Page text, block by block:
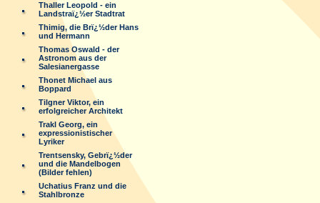
Thaller Leopold - ein
Landstraï¿½er Stadtrat
Thimig, die Brï¿½der Hans
und Hermann
Thomas Oswald - der
Astronom aus der
Salesianergasse
Thonet Michael aus
Boppard
Tilgner Viktor, ein
erfolgreicher Architekt
Trakl Georg, ein
expressionistischer
Lyriker
Trentsensky, Gebrï¿½der
und die Mandelbogen
(Bilder fehlen)
Uchatius Franz und die
Stahlbronze